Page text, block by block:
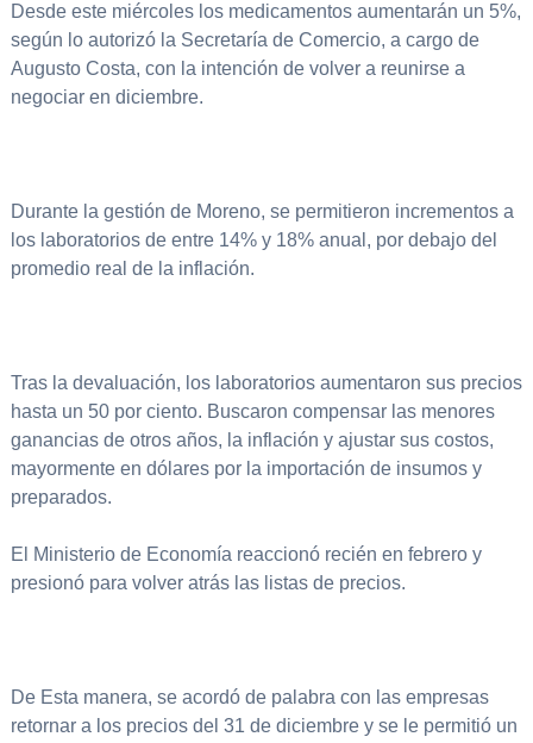
Compartir
Desde este miércoles los medicamentos aumentarán un 5%,
según lo autorizó la Secretaría de Comercio, a cargo de
Augusto Costa, con la intención de volver a reunirse a
negociar en diciembre.
Durante la gestión de Moreno, se permitieron incrementos a
los laboratorios de entre 14% y 18% anual, por debajo del
promedio real de la inflación.
Tras la devaluación, los laboratorios aumentaron sus precios
hasta un 50 por ciento. Buscaron compensar las menores
ganancias de otros años, la inflación y ajustar sus costos,
mayormente en dólares por la importación de insumos y
preparados.
El Ministerio de Economía reaccionó recién en febrero y
presionó para volver atrás las listas de precios.
De Esta manera, se acordó de palabra con las empresas
retornar a los precios del 31 de diciembre y se le permitió un